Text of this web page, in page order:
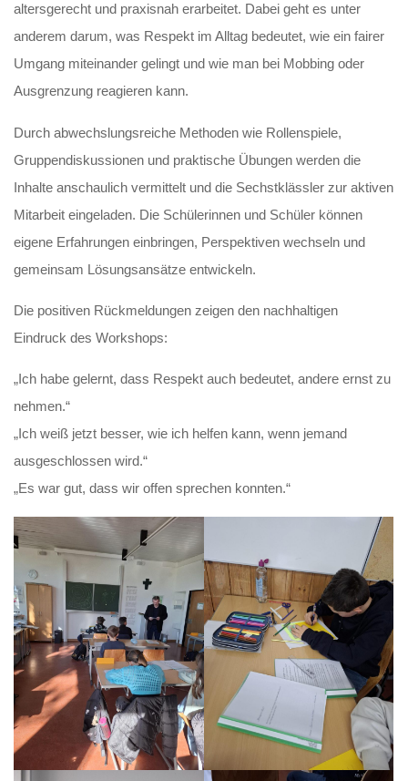
altersgerecht und praxisnah erarbeitet. Dabei geht es unter
anderem darum, was Respekt im Alltag bedeutet, wie ein fairer
Umgang miteinander gelingt und wie man bei Mobbing oder
Ausgrenzung reagieren kann.
Durch abwechslungsreiche Methoden wie Rollenspiele,
Gruppendiskussionen und praktische Übungen werden die
Inhalte anschaulich vermittelt und die Sechstklässler zur aktiven
Mitarbeit eingeladen. Die Schülerinnen und Schüler können
eigene Erfahrungen einbringen, Perspektiven wechseln und
gemeinsam Lösungsansätze entwickeln.
Die positiven Rückmeldungen zeigen den nachhaltigen
Eindruck des Workshops:
„Ich habe gelernt, dass Respekt auch bedeutet, andere ernst zu
nehmen.“
„Ich weiß jetzt besser, wie ich helfen kann, wenn jemand
ausgeschlossen wird.“
„Es war gut, dass wir offen sprechen konnten.“